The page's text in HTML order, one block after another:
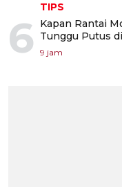
6
TIPS
Kapan Rantai
Tunggu Putus
9 jam